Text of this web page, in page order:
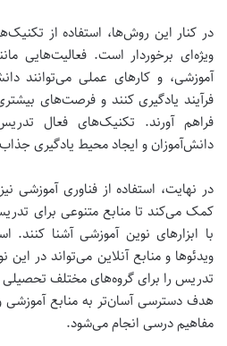
در کنار این روش‌ها، استفاده از
ویژه‌ای برخوردار است. فعالیت‌هایی
آموزشی، و کارهای عملی می‌توانند
فرآیند یادگیری کنند و فرصت‌های
فراهم آورند. تکنیک‌های فعال
دانش‌آموزان و ایجاد محیط یادگیری
در نهایت، استفاده از فناوری آموزشی
کمک می‌کند تا منابع متنوعی برای
با ابزارهای نوین آموزشی آشنا کنند.
ویدئوها و منابع آنلاین می‌تواند در
تدریس را برای گروه‌های مختلف
هدف دسترسی آسان‌تر به منابع آموزشی
مفاهیم درسی انجام می‌شود.